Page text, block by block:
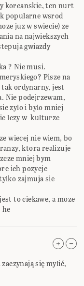
koreanskie, ten nurt
popularne wsrod
juz w swiecie) ze
na najwiekszych
gwiazdy
? Nie musi.
Pisze na
ordynarny, jest
Nie podejrzewam,
zylo i bylo mniej
lezy w kulturze
wiecej nie wiem, bo
ktora realizuje
mniej bym
ich pozycje
zajmuja sie
to ciekawe, a moze
he
się mylić,